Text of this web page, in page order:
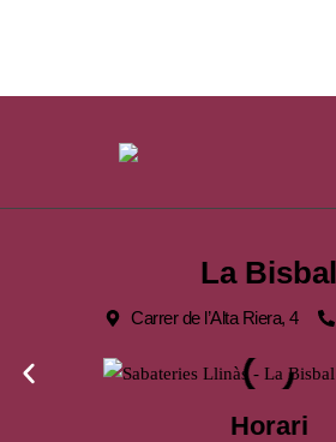
La Bisbal
Carrer de l’Alta Riera, 4
Horari